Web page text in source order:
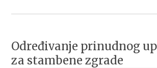
Određivanje prinudnog
za stambene zgrade